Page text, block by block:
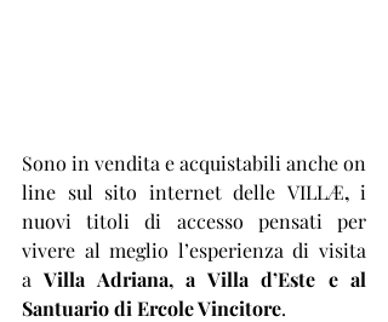
Sono in vendita e acquistabili anche on
line sul sito internet delle VILLÆ, i
nuovi titoli di accesso pensati per
vivere al meglio l’esperienza di visita
a Villa Adriana, a Villa d’Este e al
Santuario di Ercole Vincitore.